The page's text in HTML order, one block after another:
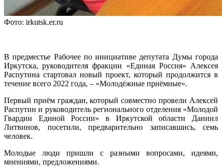
Фото: irkutsk.er.ru
В предместье Рабочее по инициативе депутата Думы города
Иркутска, руководителя фракции «Единая Россия» Алексея
Распутина стартовал новый проект, который продолжится в
течение всего 2022 года, – «Молодёжные приёмные».
Первый приём граждан, который совместно провели Алексей
Распутин и руководитель регионального отделения «Молодой
Гвардии Единой России» в Иркутской области Даниил
Литвинов, посетили, предварительно записавшись, семь
человек.
Молодые люди пришли с разными вопросами, идеями,
мнениями, предложениями.